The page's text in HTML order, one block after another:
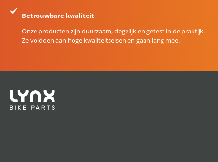
Betrouwbare kwaliteit
Onze producten zijn duurzaam, degelijk en getest in de praktijk.
Ze voldoen aan hoge kwaliteitseisen en gaan lang mee.